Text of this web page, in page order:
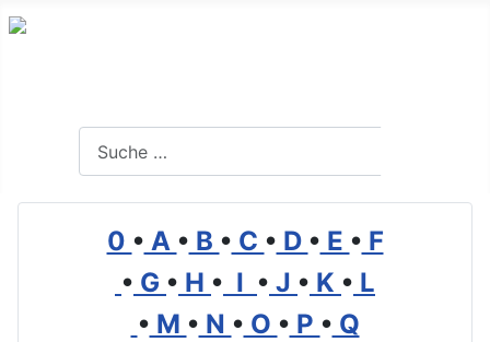
0 • A • B • C • D • E • F
• G • H • I • J • K • L
• M • N • O • P • Q